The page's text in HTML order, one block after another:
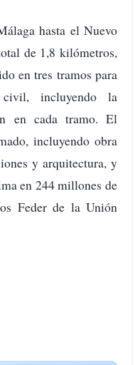
hasta el Nuevo
de 1,8 kilómetros,
en tres tramos para
incluyendo la
en cada tramo. El
incluyendo obra
y arquitectura, y
en 244 millones de
Feder de la Unión